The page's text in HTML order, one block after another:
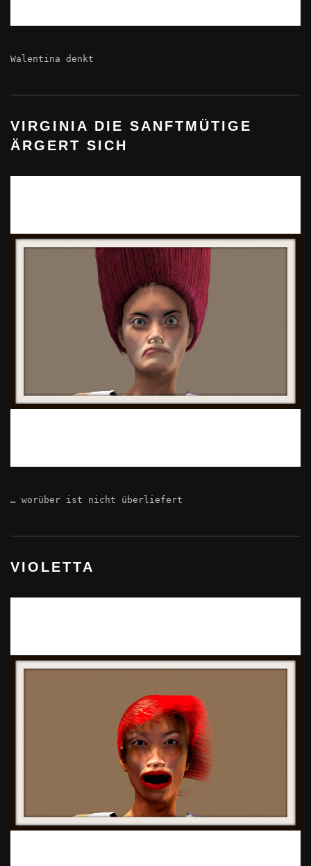
Walentina denkt
VIRGINIA DIE SANFTMÜTIGE
ÄRGERT SICH
… worüber ist nicht überliefert
VIOLETTA